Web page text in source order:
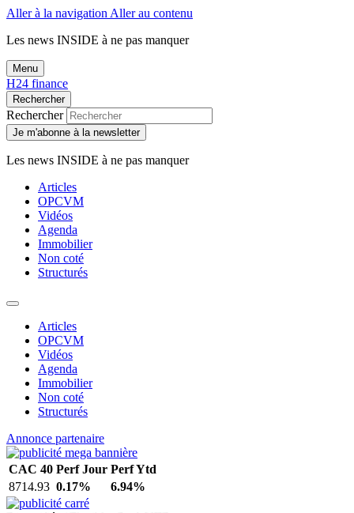
Aller à la navigation Aller au contenu
Les news INSIDE à ne pas manquer
Menu
H24 finance
Rechercher
Rechercher
Je m'abonne à la newsletter
Les news INSIDE à ne pas manquer
Articles
OPCVM
Vidéos
Agenda
Immobilier
Non coté
Structurés
Articles
OPCVM
Vidéos
Agenda
Immobilier
Non coté
Structurés
Annonce partenaire
CAC 40 Perf Jour Perf Ytd
8714.93 0.17% 6.94%